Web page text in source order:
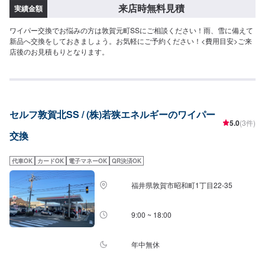
実績金額 来店時無料見積
ワイパー交換でお悩みの方は敦賀元町SSにご相談ください！雨、雪に備えて
新品へ交換をしておきましょう。お気軽にご予約ください！<費用目安>ご来
店後のお見積もりとなります。
セルフ敦賀北SS / (株)若狭エネルギーのワイパー
交換
5.0(3件)
代車OK カードOK 電子マネーOK QR決済OK
福井県敦賀市昭和町1丁目22-35
9:00 ~ 18:00
年中無休